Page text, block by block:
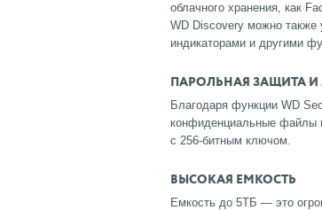
облачного хранения, как
WD Discovery можно также
индикаторами и другими
ПАРОЛЬНАЯ ЗАЩИТА
Благодаря функции WD
конфиденциальные файлы
с 256-битным ключом.
ВЫСОКАЯ ЕМКОСТЬ
Емкость до 5ТБ — это